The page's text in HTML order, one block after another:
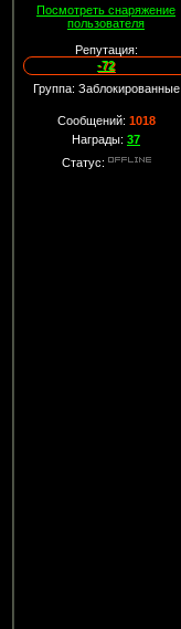
Посмотреть снаряжение
пользователя
Репутация:
-72
Группа: Заблокированные
Сообщений: 1018
Награды: 37
Статус: